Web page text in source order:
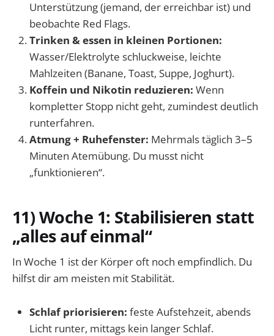
Unterstützung (jemand, der erreichbar ist) und
beobachte Red Flags.
Trinken & essen in kleinen Portionen:
Wasser/Elektrolyte schluckweise, leichte
Mahlzeiten (Banane, Toast, Suppe, Joghurt).
Koffein und Nikotin reduzieren: Wenn
kompletter Stopp nicht geht, zumindest deutlich
runterfahren.
Atmung + Ruhefenster: Mehrmals täglich 3–5
Minuten Atemübung. Du musst nicht
„funktionieren“.
11) Woche 1: Stabilisieren statt
„alles auf einmal“
In Woche 1 ist der Körper oft noch empfindlich. Du
hilfst dir am meisten mit Stabilität.
Schlaf priorisieren: feste Aufstehzeit, abends
Licht runter, mittags kein langer Schlaf.